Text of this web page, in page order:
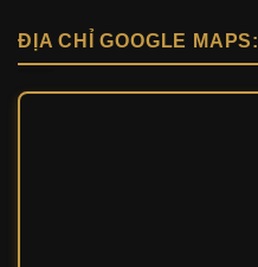
ĐỊA CHỈ GOOGLE MAPS: